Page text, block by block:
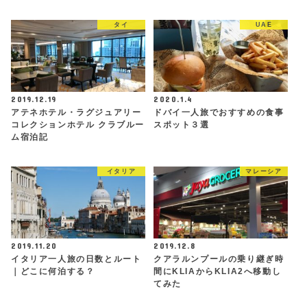
タイ
2019.12.19
アテネホテル・ラグジュアリー
コレクションホテル クラブルー
ム宿泊記
UAE
2020.1.4
ドバイ一人旅でおすすめの食事
スポット３選
イタリア
2019.11.20
イタリア一人旅の日数とルート
｜どこに何泊する？
マレーシア
2019.12.8
クアラルンプールの乗り継ぎ時
間にKLIAからKLIA2へ移動し
てみた